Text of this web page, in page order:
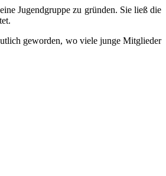
Jugendgruppe zu gründen. Sie ließ die
geworden, wo viele junge Mitglieder